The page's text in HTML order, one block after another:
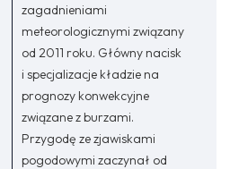
zagadnieniami
meteorologicznymi związany
od 2011 roku. Główny nacisk
i specjalizacje kładzie na
prognozy konwekcyjne
związane z burzami.
Przygodę ze zjawiskami
pogodowymi zaczynał od